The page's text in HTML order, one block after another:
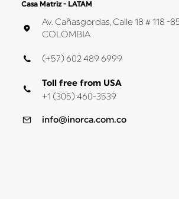
Casa Matriz - LATAM
Av. Cañasgordas, Calle 18 # 118 -
COLOMBIA
(+57) 602 489 6999
Toll free from USA
+1 (305) 460-3539
info@inorca.com.co